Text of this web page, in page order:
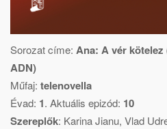
Sorozat címe: Ana: A vér
ADN)
Műfaj: telenovella
Évad: 1. Aktuális epizód: 10
Szereplők: Karina Jianu, Vlad